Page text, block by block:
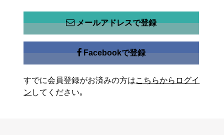
メールアドレスで登録
Facebookで登録
すでに会員登録がお済みの方はこちらからログイ
ン してください｡